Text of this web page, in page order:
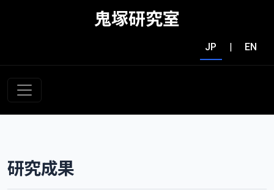
鬼塚研究室
JP | EN
研究成果